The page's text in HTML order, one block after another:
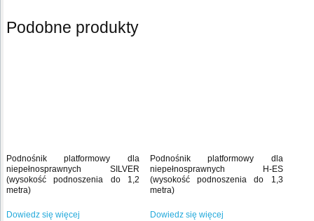
Podobne produkty
Podnośnik platformowy dla
niepełnosprawnych SILVER
(wysokość podnoszenia do 1,2
metra)
Dowiedz się więcej
Podnośnik platformowy dla
niepełnosprawnych H-ES
(wysokość podnoszenia do 1,3
metra)
Dowiedz się więcej